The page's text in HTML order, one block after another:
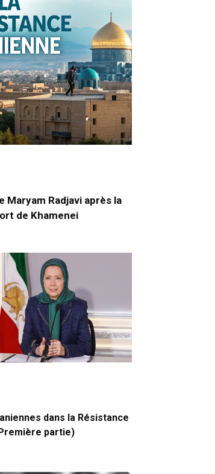
Maryam Radjavi après la
de Khamenei
dans la Résistance
partie)